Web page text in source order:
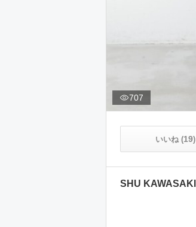
707
いいね (19)
SHU KAWASAKI